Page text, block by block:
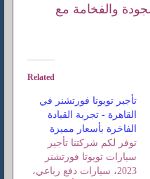
والفخامة مع
Related
تأجير تويوتا فورتشنر في
القاهرة - تجربة القيادة
الفاخرة بأسعار مميزة
توفر لكم شركتنا تأجير
سيارات تويوتا فورتشنر
2023، سيارات دفع رباعي،